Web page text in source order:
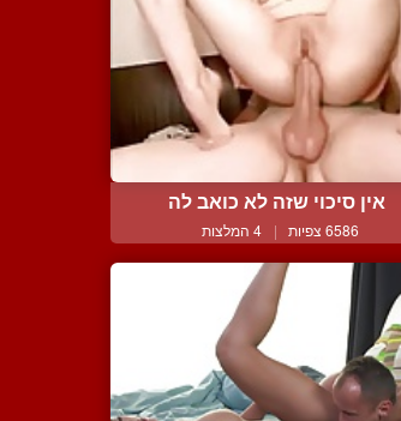
אין סיכוי שזה לא כואב לה
6586 צפיות | 4 המלצות